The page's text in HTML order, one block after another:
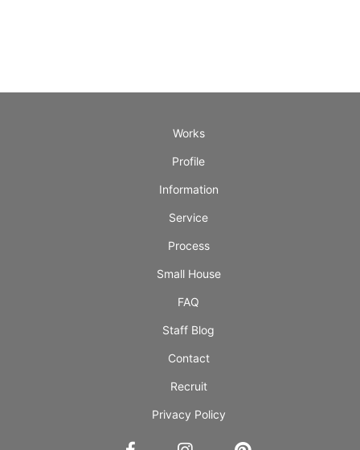
Works
Profile
Information
Service
Process
Small House
FAQ
Staff Blog
Contact
Recruit
Privacy Policy